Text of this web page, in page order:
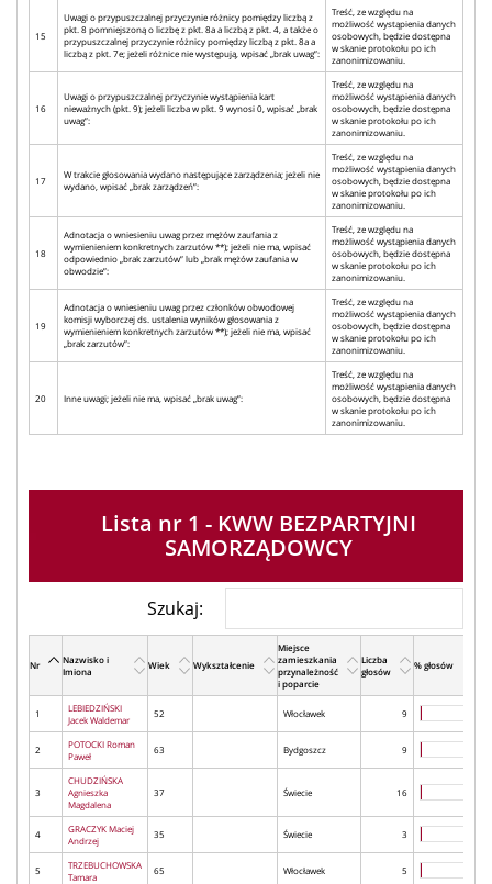
15
Uwagi o przypuszczalnej przyczynie różnicy pomiędzy liczbą z
pkt. 8 pomniejszoną o liczbę z pkt. 8a a liczbą z pkt. 4, a także o
przypuszczalnej przyczynie różnicy pomiędzy liczbą z pkt. 8a a
liczbą z pkt. 7e; jeżeli różnice nie występują, wpisać „brak uwag”:
Treść, ze względu na
możliwość wystąpienia danych
osobowych, będzie dostępna
w skanie protokołu po ich
zanonimizowaniu.
16
Uwagi o przypuszczalnej przyczynie wystąpienia kart
nieważnych (pkt. 9); jeżeli liczba w pkt. 9 wynosi 0, wpisać „brak
uwag”:
Treść, ze względu na
możliwość wystąpienia danych
osobowych, będzie dostępna
w skanie protokołu po ich
zanonimizowaniu.
17
W trakcie głosowania wydano następujące zarządzenia; jeżeli nie
wydano, wpisać „brak zarządzeń”:
Treść, ze względu na
możliwość wystąpienia danych
osobowych, będzie dostępna
w skanie protokołu po ich
zanonimizowaniu.
18
Adnotacja o wniesieniu uwag przez mężów zaufania z
wymienieniem konkretnych zarzutów **); jeżeli nie ma, wpisać
odpowiednio „brak zarzutów” lub „brak mężów zaufania w
obwodzie”:
Treść, ze względu na
możliwość wystąpienia danych
osobowych, będzie dostępna
w skanie protokołu po ich
zanonimizowaniu.
19
Adnotacja o wniesieniu uwag przez członków obwodowej
komisji wyborczej ds. ustalenia wyników głosowania z
wymienieniem konkretnych zarzutów **); jeżeli nie ma, wpisać
„brak zarzutów”:
Treść, ze względu na
możliwość wystąpienia danych
osobowych, będzie dostępna
w skanie protokołu po ich
zanonimizowaniu.
20 Inne uwagi; jeżeli nie ma, wpisać „brak uwag”:
Treść, ze względu na
możliwość wystąpienia danych
osobowych, będzie dostępna
w skanie protokołu po ich
zanonimizowaniu.
Lista nr 1 - KWW BEZPARTYJNI
SAMORZĄDOWCY
Szukaj:
Nr
Nazwisko i
Imiona
Wiek Wykształcenie
Miejsce
zamieszkania
przynależność
i poparcie
Liczba
głosów
% głosów
1
LEBIEDZIŃSKI
Jacek Waldemar
52 Włocławek 9
2
POTOCKI Roman
Paweł
63 Bydgoszcz 9
3
CHUDZIŃSKA
Agnieszka
Magdalena
37 Świecie 16
4
GRACZYK Maciej
Andrzej
35 Świecie 3
5
TRZEBUCHOWSKA
Tamara
65 Włocławek 5